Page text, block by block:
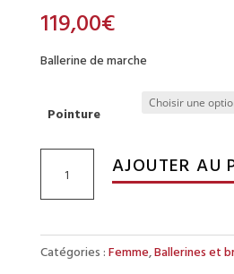
119,00€
Ballerine de marche
Pointure
Ballerine
marche
ALL
AJOUTER AU
Catégories :Femme,Ballerines et